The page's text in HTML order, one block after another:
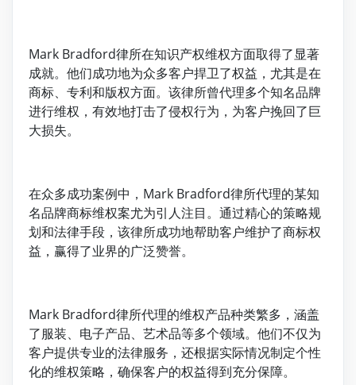
Mark Bradford律所在知识产权维权方面取得了显著
成就。他们成功地为众多客户捍卫了权益，尤其是在
商标、专利和版权方面。该律所曾代理多个知名品牌
进行维权，有效地打击了侵权行为，为客户挽回了巨
大损失。
在众多成功案例中，Mark Bradford律所代理的某知
名品牌商标维权案尤为引人注目。通过精心的策略规
划和法律手段，该律所成功地帮助客户维护了商标权
益，赢得了业界的广泛赞誉。
Mark Bradford律所代理的维权产品种类繁多，涵盖
了服装、电子产品、艺术品等多个领域。他们不仅为
客户提供专业的法律服务，还根据实际情况制定个性
化的维权策略，确保客户的权益得到充分保障。